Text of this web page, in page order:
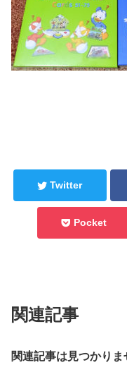
Twitter
Pocket
関連記事
関連記事は見つかりま